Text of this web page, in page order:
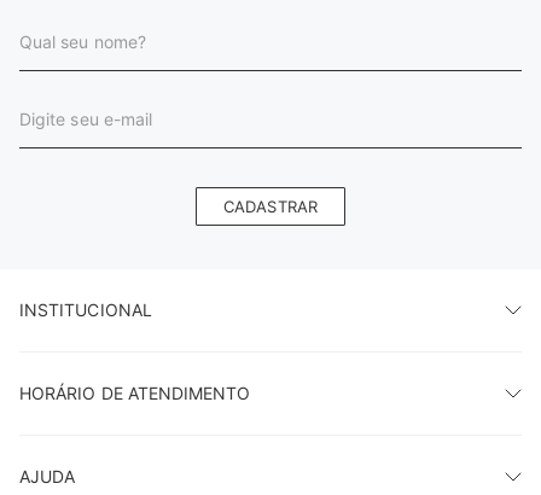
CADASTRAR
INSTITUCIONAL
HORÁRIO DE ATENDIMENTO
AJUDA